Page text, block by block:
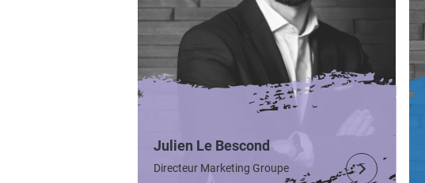
Julien Le Bescond
Directeur Marketing Groupe